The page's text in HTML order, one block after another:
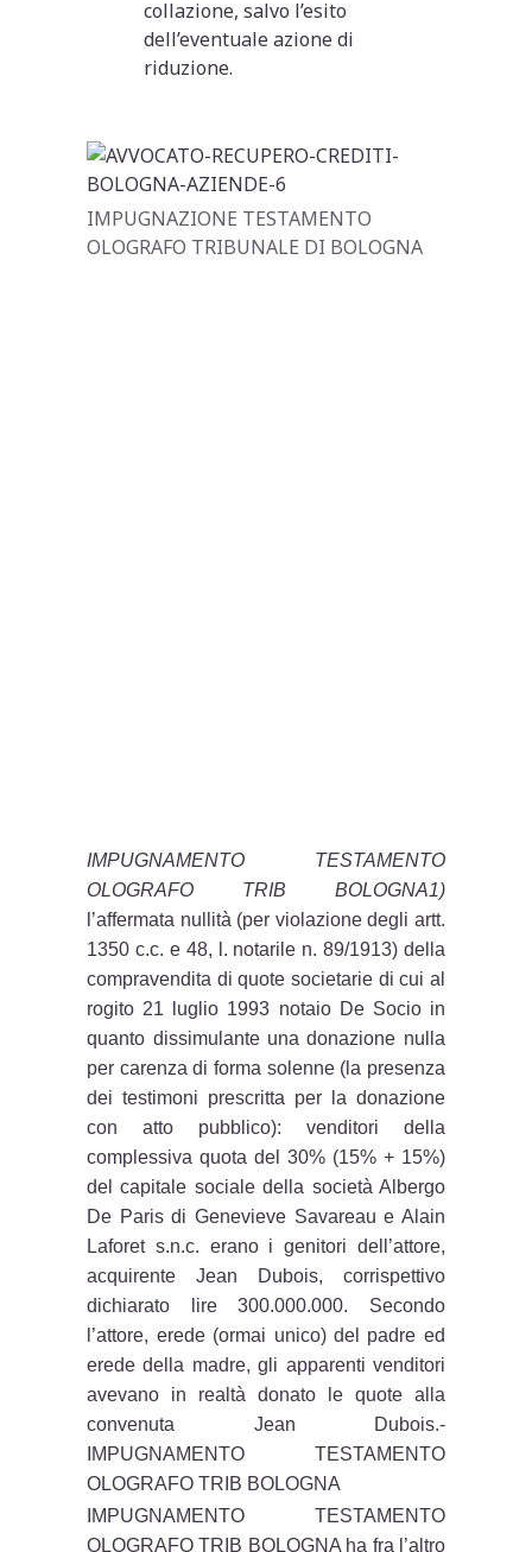
collazione, salvo l’esito
dell’eventuale azione di
riduzione.
IMPUGNAZIONE TESTAMENTO
OLOGRAFO TRIBUNALE DI BOLOGNA
IMPUGNAMENTO TESTAMENTO
OLOGRAFO TRIB BOLOGNA1)
l’affermata nullità (per violazione degli artt.
1350 c.c. e 48, l. notarile n. 89/1913) della
compravendita di quote societarie di cui al
rogito 21 luglio 1993 notaio De Socio in
quanto dissimulante una donazione nulla
per carenza di forma solenne (la presenza
dei testimoni prescritta per la donazione
con atto pubblico): venditori della
complessiva quota del 30% (15% + 15%)
del capitale sociale della società Albergo
De Paris di Genevieve Savareau e Alain
Laforet s.n.c. erano i genitori dell’attore,
acquirente Jean Dubois, corrispettivo
dichiarato lire 300.000.000. Secondo
l’attore, erede (ormai unico) del padre ed
erede della madre, gli apparenti venditori
avevano in realtà donato le quote alla
convenuta Jean Dubois.-
IMPUGNAMENTO TESTAMENTO
OLOGRAFO TRIB BOLOGNA
IMPUGNAMENTO TESTAMENTO
OLOGRAFO TRIB BOLOGNA ha fra l’altro